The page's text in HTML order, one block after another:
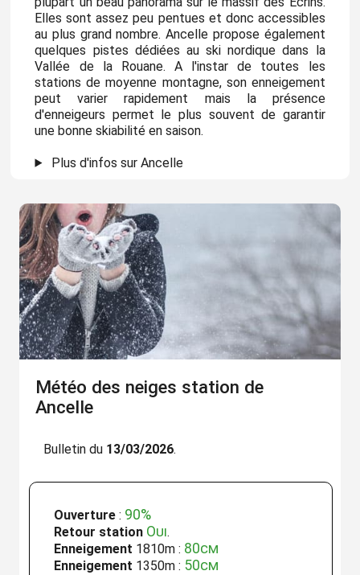
Elles sont assez peu pentues et donc accessibles
au plus grand nombre. Ancelle propose également
quelques pistes dédiées au ski nordique dans la
Vallée de la Rouane. A l'instar de toutes les
stations de moyenne montagne, son enneigement
peut varier rapidement mais la présence
d'enneigeurs permet le plus souvent de garantir
une bonne skiabilité en saison.
Plus d'infos sur Ancelle
Météo des neiges station de
Ancelle
Bulletin du 13/03/2026.
Ouverture: 90%
Retour station Oui.
Enneigement 1810m : 80cm
Enneigement 1350m : 50cm